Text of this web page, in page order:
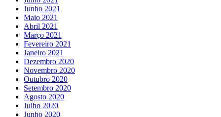
Junho 2021
Maio 2021
Abril 2021
Março 2021
Fevereiro 2021
Janeiro 2021
Dezembro 2020
Novembro 2020
Outubro 2020
Setembro 2020
Agosto 2020
Julho 2020
Junho 2020